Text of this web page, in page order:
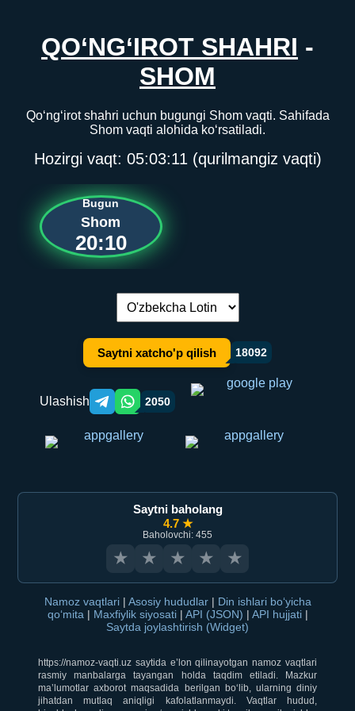
QO‘NG‘IROT SHAHRI -
SHOM
Qo‘ng‘irot shahri uchun bugungi Shom vaqti. Sahifada
Shom vaqti alohida ko‘rsatiladi.
Hozirgi vaqt: 05:03:11 (qurilmangiz vaqti)
Bugun
Shom
20:10
Tilni almashtirish:
Saytni xatcho'p qilish 18092
Ulashish Telegram orqali ulashish
WhatsApp orqali ulashish
2050
Saytni baholang
4.7 ★
Baholovchi: 455
★ ★ ★ ★ ★
Namoz vaqtlari | Asosiy hududlar | Din ishlari bo‘yicha
qo‘mita | Maxfiylik siyosati | API (JSON) | API hujjati |
Saytda joylashtirish (Widget)
https://namoz-vaqti.uz saytida e’lon qilinayotgan namoz vaqtlari
rasmiy manbalarga tayangan holda taqdim etiladi. Mazkur
ma’lumotlar axborot maqsadida berilgan bo‘lib, ularning diniy
jihatdan mutlaq aniqligi kafolatlanmaydi. Vaqtlar hudud,